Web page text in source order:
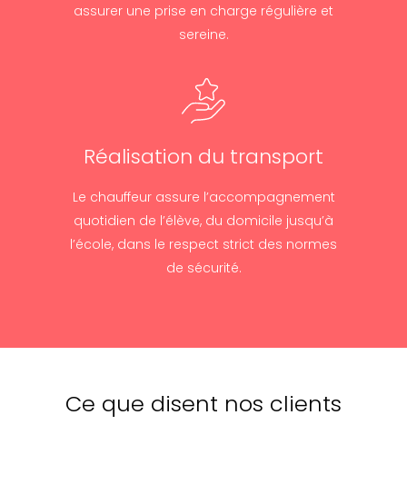
assurer une prise en charge régulière et
sereine.
Réalisation du transport
Le chauffeur assure l’accompagnement
quotidien de l’élève, du domicile jusqu’à
l’école, dans le respect strict des normes
de sécurité.
Ce que disent nos clients